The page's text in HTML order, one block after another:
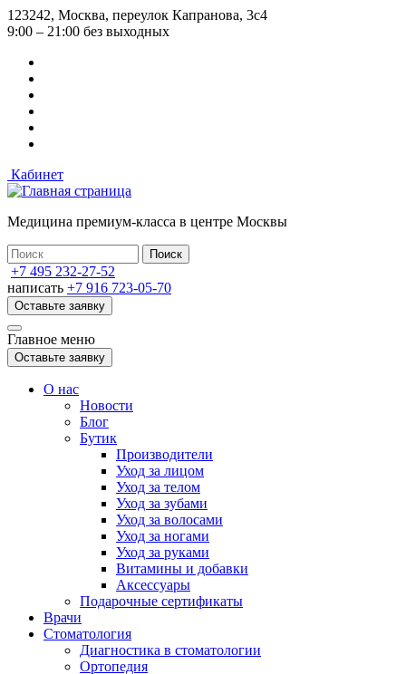
Перейти
к
содержанию
123242, Москва, переулок Капранова, 3с4
9:00 – 21:00 без выходных
Кабинет
Медицина премиум-класса в центре Москвы
+7 495 232-27-52
написать +7 916 723-05-70
Оставьте заявку
Главное меню
Оставьте заявку
О нас
Новости
Блог
Бутик
Производители
Уход за лицом
Уход за телом
Уход за зубами
Уход за волосами
Уход за ногами
Уход за руками
Витамины и добавки
Аксессуары
Подарочные сертификаты
Врачи
Стоматология
Диагностика в стоматологии
Ортопедия